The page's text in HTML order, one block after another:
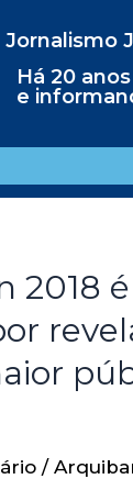
Jornalismo
Há 20
e
2018 é
/